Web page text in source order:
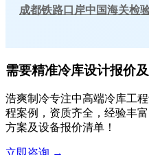
需要精准冷库设计报价
浩爽制冷专注中高端冷库工
程案例，资质齐全，经验丰
方案及设备报价清单！